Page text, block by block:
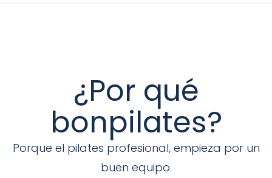
¿Por qué
bonpilates?
Porque el pilates profesional, empieza por un
buen equipo.